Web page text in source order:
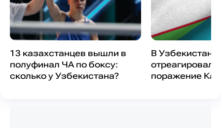
13 казахстанцев вышли в
полуфинал ЧА по боксу:
сколько у Узбекистана?
В Узбекистане
отреагировали
поражение